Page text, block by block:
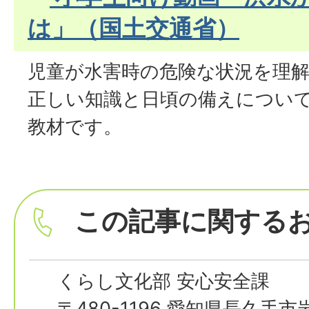
は」（国土交通省）
児童が水害時の危険な状況を理
正しい知識と日頃の備えについ
教材です。
この記事に関する
くらし文化部 安心安全課